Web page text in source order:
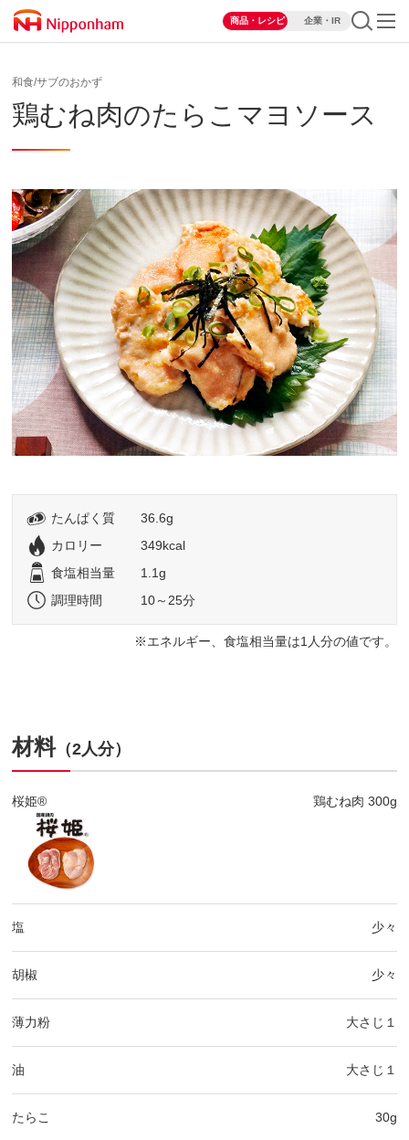
商品・レシピ 企業・IR
和食/サブのおかず
鶏むね肉のたらこマヨソース
たんぱく質
36.6g
カロリー
349kcal
食塩相当量
1.1g
調理時間
10～25分
エネルギー、食塩相当量は1人分の値です。
材料（2人分）
桜姫® 鶏むね肉 300g
塩 少々
胡椒 少々
薄力粉 大さじ１
油 大さじ１
たらこ 30g